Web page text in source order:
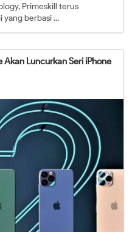
Primeskill terus
berbasi ...
Luncurkan Seri iPhone